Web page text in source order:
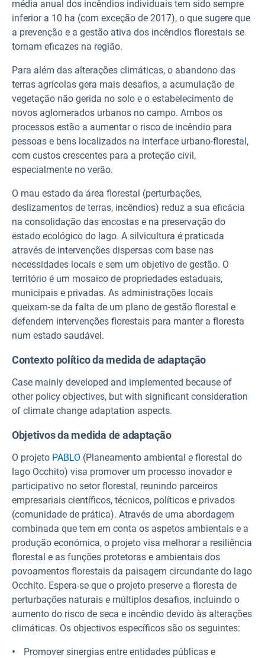
média anual dos incêndios individuais tem sido sempre
inferior a 10 ha (com exceção de 2017), o que sugere que
a prevenção e a gestão ativa dos incêndios florestais se
tornam eficazes na região.
Para além das alterações climáticas, o abandono das
terras agrícolas gera mais desafios, a acumulação de
vegetação não gerida no solo e o estabelecimento de
novos aglomerados urbanos no campo. Ambos os
processos estão a aumentar o risco de incêndio para
pessoas e bens localizados na interface urbano-florestal,
com custos crescentes para a proteção civil,
especialmente no verão.
O mau estado da área florestal (perturbações,
deslizamentos de terras, incêndios) reduz a sua eficácia
na consolidação das encostas e na preservação do
estado ecológico do lago. A silvicultura é praticada
através de intervenções dispersas com base nas
necessidades locais e sem um objetivo de gestão. O
território é um mosaico de propriedades estaduais,
municipais e privadas. As administrações locais
queixam-se da falta de um plano de gestão florestal e
defendem intervenções florestais para manter a floresta
num estado saudável.
Contexto político da medida de adaptação
Case mainly developed and implemented because of
other policy objectives, but with significant consideration
of climate change adaptation aspects.
Objetivos da medida de adaptação
O projeto PABLO (Planeamento ambiental e florestal do
lago Occhito) visa promover um processo inovador e
participativo no setor florestal, reunindo parceiros
empresariais científicos, técnicos, políticos e privados
(comunidade de prática). Através de uma abordagem
combinada que tem em conta os aspetos ambientais e a
produção económica, o projeto visa melhorar a resiliência
florestal e as funções protetoras e ambientais dos
povoamentos florestais da paisagem circundante do lago
Occhito. Espera-se que o projeto preserve a floresta de
perturbações naturais e múltiplos desafios, incluindo o
aumento do risco de seca e incêndio devido às alterações
climáticas. Os objectivos específicos são os seguintes:
Promover sinergias entre entidades públicas e